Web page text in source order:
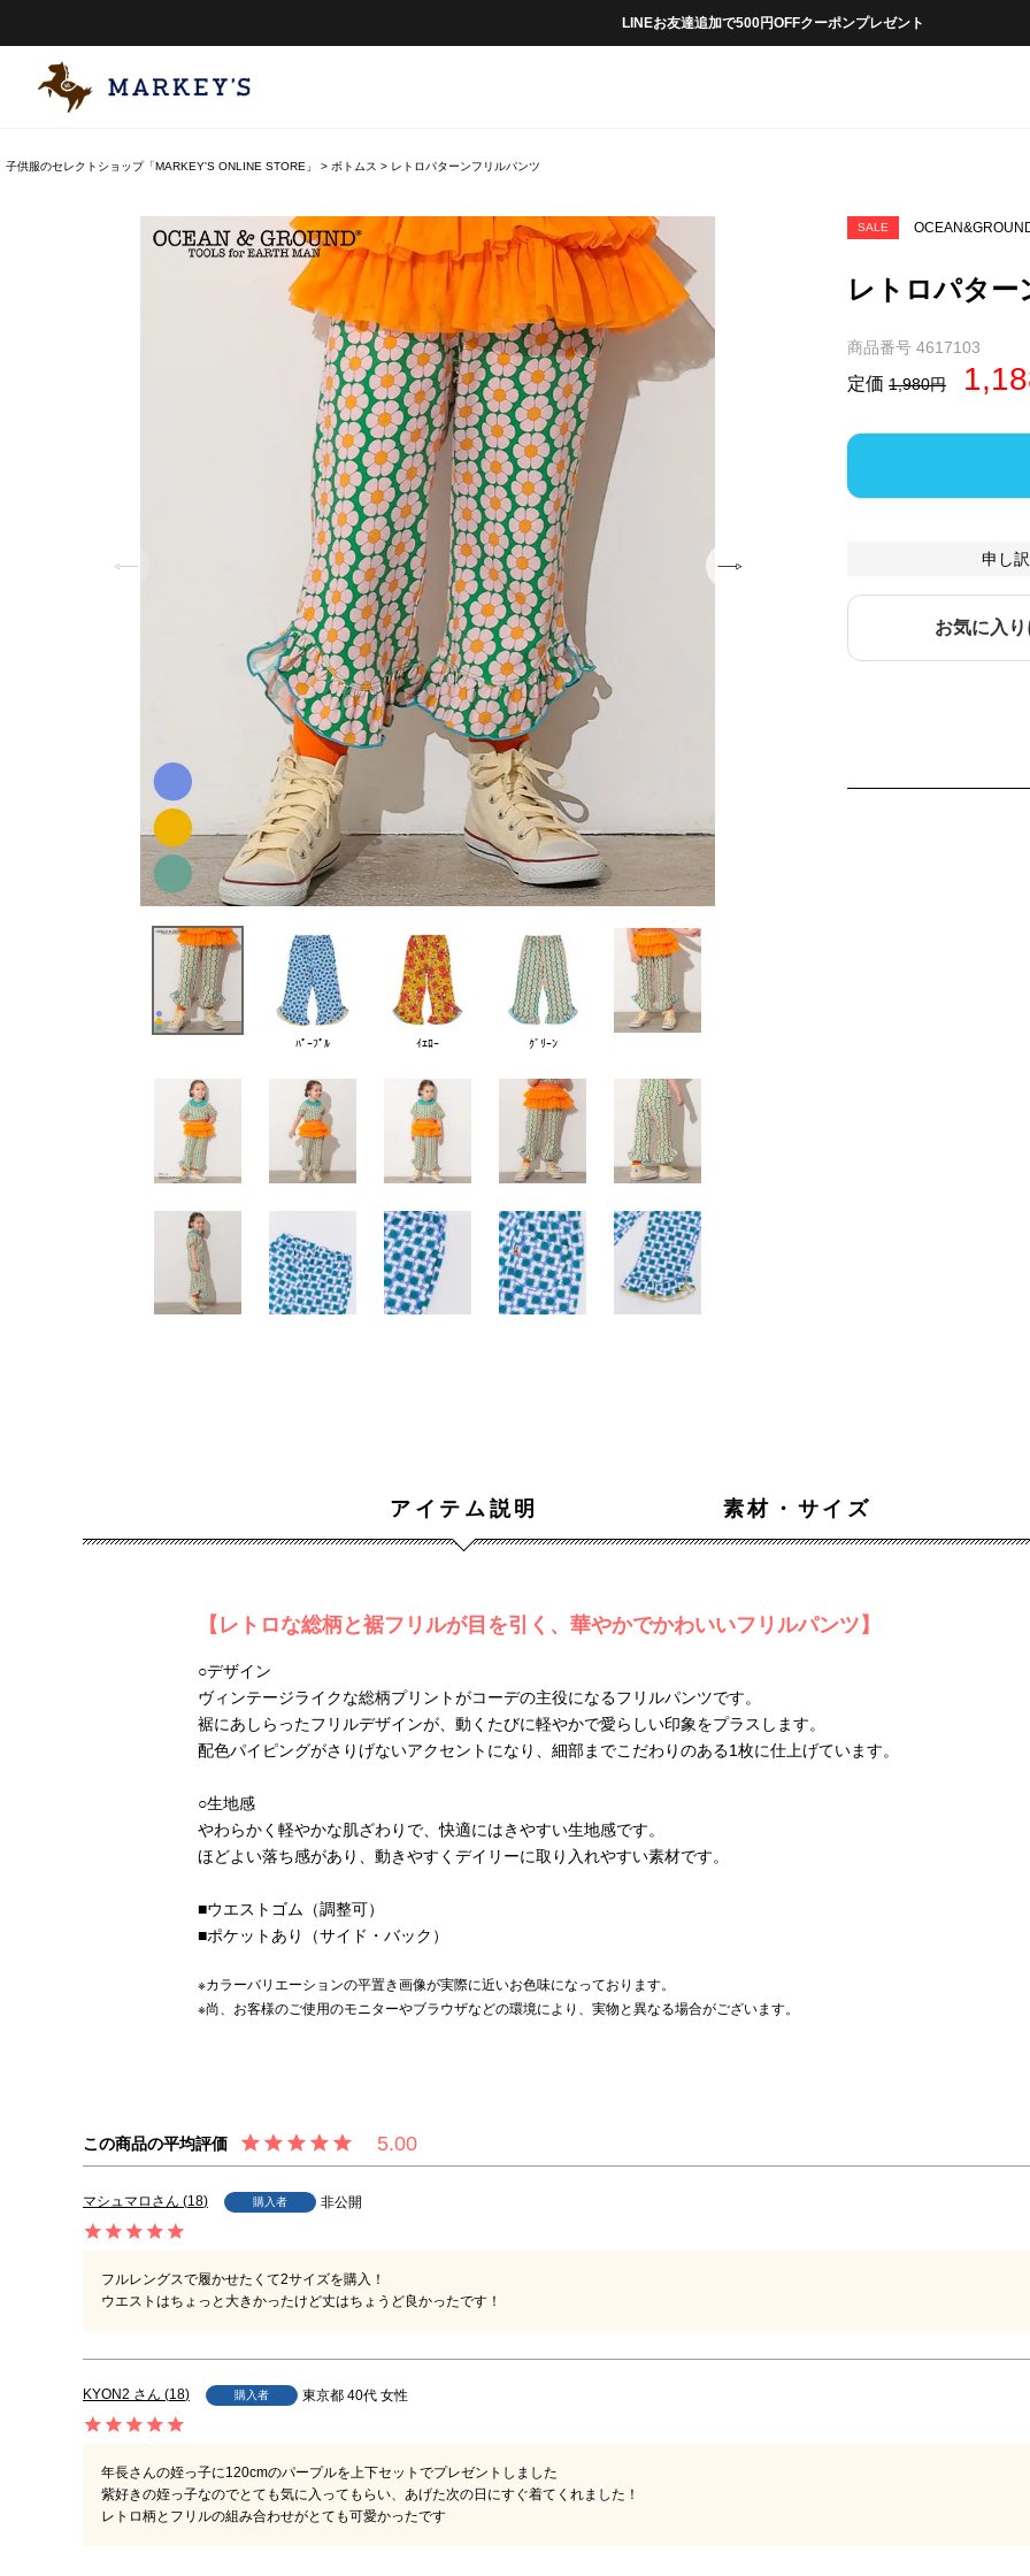
LINEお友達追加で500円OFFクーポンプレゼント
子供服のセレクトショップ「MARKEY'S ONLINE STORE」 ボトムス レトロパターンフリルパンツ
ﾊﾟｰﾌﾟﾙ ｲｴﾛｰ ｸﾞﾘｰﾝ
SALE
レトロパタ
商品番号 4617103
定価 1,980
申し
お気に入
アイテム説明 素材・サイズ
【レトロな総柄と裾フリルが目を引く、華やかでかわいいフリルパンツ】
○デザイン
ヴィンテージライクな総柄プリントがコーデの主役になるフリルパンツです。
裾にあしらったフリルデザインが、動くたびに軽やかで愛らしい印象をプラスします。
配色パイピングがさりげないアクセントになり、細部までこだわりのある1枚に仕上げています。
○生地感
やわらかく軽やかな肌ざわりで、快適にはきやすい生地感です。
ほどよい落ち感があり、動きやすくデイリーに取り入れやすい素材です。
■ウエストゴム（調整可）
■ポケットあり（サイド・バック）
※カラーバリエーションの平置き画像が実際に近いお色味になっております。
※尚、お客様のご使用のモニターやブラウザなどの環境により、実物と異なる場合がございます。
5.00
マシュマロ 18 購入者 非公開
フルレングスで履かせたくて2サイズを購入！
ウエストはちょっと大きかったけど丈はちょうど良かったです！
KYON2 18 購入者 東京都 40代 女性
年長さんの姪っ子に120cmのパープルを上下セットでプレゼントしました
紫好きの姪っ子なのでとても気に入ってもらい、あげた次の日にすぐ着てくれました！
レトロ柄とフリルの組み合わせがとても可愛かったです